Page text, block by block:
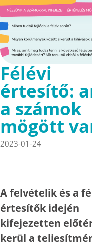
Félévi
értesítő:
a számok
mögött
2023-01-24
A felvételik és a
értesítők idején
kifejezetten
kerül a